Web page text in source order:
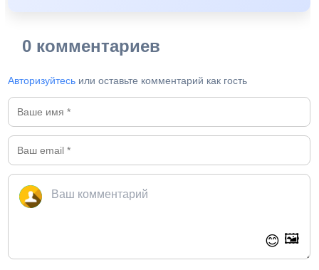
0 комментариев
Авторизуйтесь или оставьте комментарий как гость
😊 🖼️